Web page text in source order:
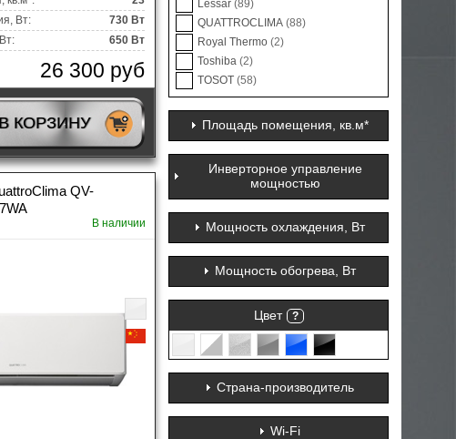
Lessar (89)
QUATTROCLIMA (88)
Royal Thermo (2)
Toshiba (2)
TOSOT (58)
Площадь помещения, кв.м*
Инверторное управление
мощностью
Мощность охлаждения, Вт
Мощность обогрева, Вт
Цвет ?
Страна-производитель
Wi-Fi
Вт:
730 Вт
650 Вт
26 300 руб
В КОРЗИНУ
QV-
В наличии